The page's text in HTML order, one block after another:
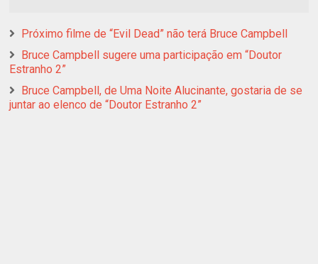
Próximo filme de “Evil Dead” não terá Bruce Campbell
Bruce Campbell sugere uma participação em “Doutor
Estranho 2”
Bruce Campbell, de Uma Noite Alucinante, gostaria de se
juntar ao elenco de “Doutor Estranho 2”